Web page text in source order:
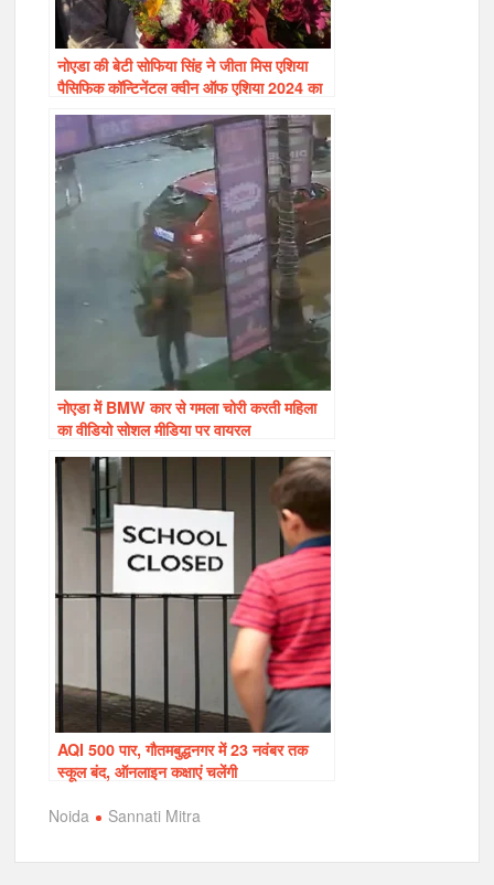
नोएडा की बेटी सोफिया सिंह ने जीता मिस एशिया
पैसिफिक कॉन्टिनेंटल क्वीन ऑफ एशिया 2024 का
खिताब
नोएडा में BMW कार से गमला चोरी करती महिला
का वीडियो सोशल मीडिया पर वायरल
AQI 500 पार, गौतमबुद्धनगर में 23 नवंबर तक
स्कूल बंद, ऑनलाइन कक्षाएं चलेंगी
Noida
Sannati Mitra